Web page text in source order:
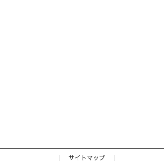
サイトマップ